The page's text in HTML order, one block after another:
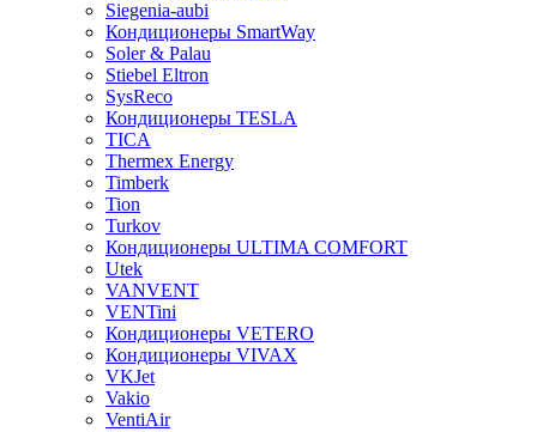
Siegenia-aubi
Кондиционеры SmartWay
Soler & Palau
Stiebel Eltron
SysReco
Кондиционеры TESLA
TICA
Thermex Energy
Timberk
Tion
Turkov
Кондиционеры ULTIMA COMFORT
Utek
VANVENT
VENTini
Кондиционеры VETERO
Кондиционеры VIVAX
VKJet
Vakio
VentiAir